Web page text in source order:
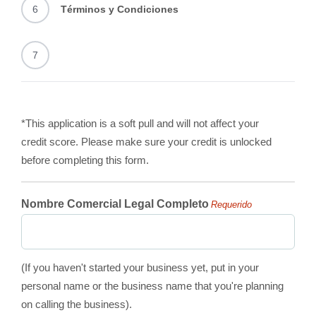
6 Términos y Condiciones
7
*This application is a soft pull and will not affect your
credit score. Please make sure your credit is unlocked
before completing this form.
Nombre Comercial Legal Completo Requerido
(If you haven't started your business yet, put in your
personal name or the business name that you're planning
on calling the business).